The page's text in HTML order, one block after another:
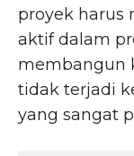
proyek harus
aktif dalam
membangun
tidak terjadi
yang sangat